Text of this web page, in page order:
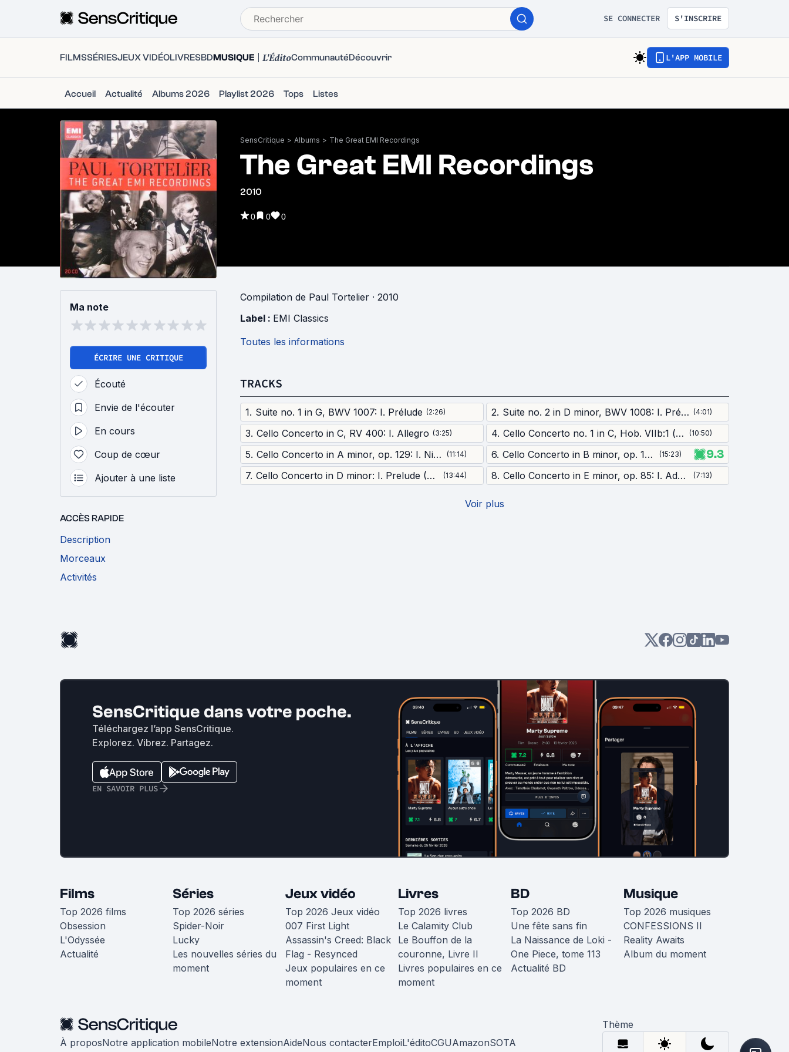
SE CONNECTER S'INSCRIRE
FILMSSÉRIESJEUX VIDÉOLIVRESBDMUSIQUE L'ÉditoCommunautéDécouvrir L'APP MOBILE
Accueil Actualité Albums 2026 Playlist 2026 Tops Listes
SensCritique > Albums > The Great EMI Recordings
The Great EMI Recordings
2010
0 0 0
Ma note
ÉCRIRE UNE CRITIQUE
Écouté
Envie de l'écouter
En cours
Coup de cœur
Ajouter à une liste
ACCÈS RAPIDE
Description
Morceaux
Activités
Compilation de Paul Tortelier · 2010
Label : EMI Classics
Toutes les informations
TRACKS
1. Suite no. 1 in G, BWV 1007: I. Prélude (2:26) 2. Suite no. 2 in D minor, BWV 1008: I. Prélude (4:01)
3. Cello Concerto in C, RV 400: I. Allegro (3:25) 4. Cello Concerto no. 1 in C, Hob. VIIb:1 (cadenzas: Tortelier): I. Moderato (10:50)
5. Cello Concerto in A minor, op. 129: I. Nicht zu schnell (11:14) 6. Cello Concerto in B minor, op. 104: I. Allegro (15:23) 9.3
7. Cello Concerto in D minor: I. Prelude (Lento) - Allegro maestoso (13:44) 8. Cello Concerto in E minor, op. 85: I. Adagio - Moderato - (7:13)
Voir plus
SensCritique dans votre poche.
Téléchargez l’app SensCritique.
Explorez. Vibrez. Partagez.
EN SAVOIR PLUS
Films
Top 2026 films
Obsession
L'Odyssée
Actualité
Séries
Top 2026 séries
Spider-Noir
Lucky
Les nouvelles séries du
moment
Jeux vidéo
Top 2026 Jeux vidéo
007 First Light
Assassin's Creed: Black
Flag - Resynced
Jeux populaires en ce
moment
Livres
Top 2026 livres
Le Calamity Club
Le Bouffon de la
couronne, Livre II
Livres populaires en ce
moment
BD
Top 2026 BD
Une fête sans fin
La Naissance de Loki -
One Piece, tome 113
Actualité BD
Musique
Top 2026 musiques
CONFESSIONS II
Reality Awaits
Album du moment
À proposNotre application mobileNotre extensionAideNous contacterEmploiL'éditoCGUAmazonSOTA
Thème